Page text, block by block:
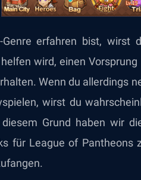
Genre erfahren bist,
wird, einen
Wenn du allerdings
wirst du
Grund haben wir
für League of